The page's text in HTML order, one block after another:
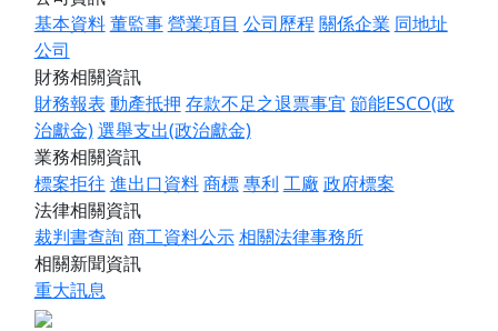
基本資料董監事營業項目 公司歷程 關係企業 同地址
公司
財務相關資訊
財務報表 動產抵押 存款不足之退票事宜 節能ESCO(政
治獻金)選舉支出(政治獻金)
業務相關資訊
標案拒往 進出口資料商標專利 工廠 政府標案
法律相關資訊
裁判書查詢 商工資料公示相關法律事務所
相關新聞資訊
重大訊息